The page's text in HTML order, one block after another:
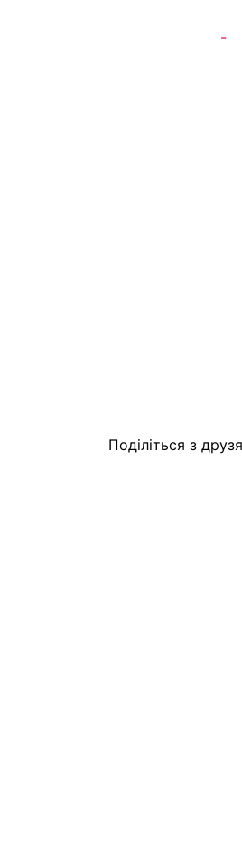
-
Поділіться з